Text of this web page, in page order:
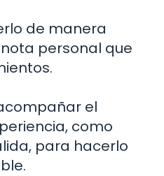
de manera
personal que
el
como
para hacerlo